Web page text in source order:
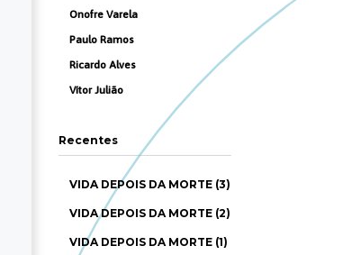
Onofre Varela
Paulo Ramos
Ricardo Alves
Vítor Julião
Recentes
VIDA DEPOIS DA MORTE (3)
VIDA DEPOIS DA MORTE (2)
VIDA DEPOIS DA MORTE (1)